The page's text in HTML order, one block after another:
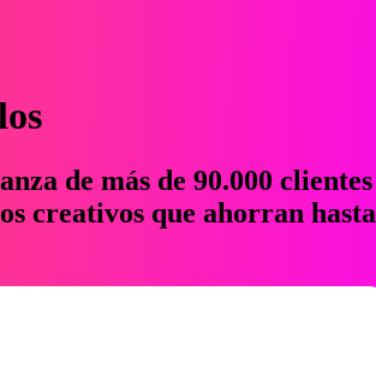
de más de 90.000 clientes
creativos que ahorran hasta